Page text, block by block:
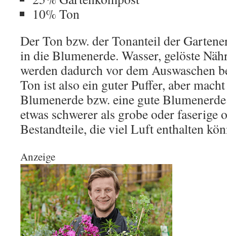
10% Ton
Der Ton bzw. der Tonanteil der
in die Blumenerde. Wasser, gelöste
werden dadurch vor dem Auswaschen
Ton ist also ein guter Puffer, aber
Blumenerde bzw. eine gute
etwas schwerer als grobe oder faserige
Bestandteile, die viel Luft enthalten
Anzeige